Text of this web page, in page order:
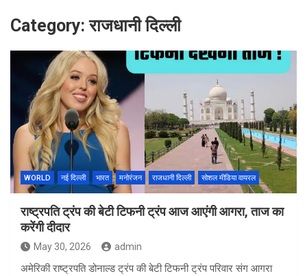
Category:राजधानी दिल्ली
WORLD नई दिल्ली भारत मनोरंजन राजधानी दिल्ली सोशल मीडिया वायरल
राष्ट्रपति ट्रंप की बेटी टिफनी ट्रंप आज आएंगी आगरा, ताज का
करेंगी दीदार
May 30, 2026 admin
अमेरिकी राष्ट्रपति डोनाल्ड ट्रंप की बेटी टिफनी ट्रंप परिवार संग आगरा